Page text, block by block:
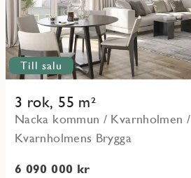
Till salu
3 rok, 55 m²
Nacka kommun / Kvarnholmen /
Kvarnholmens Brygga
6 090 000 kr